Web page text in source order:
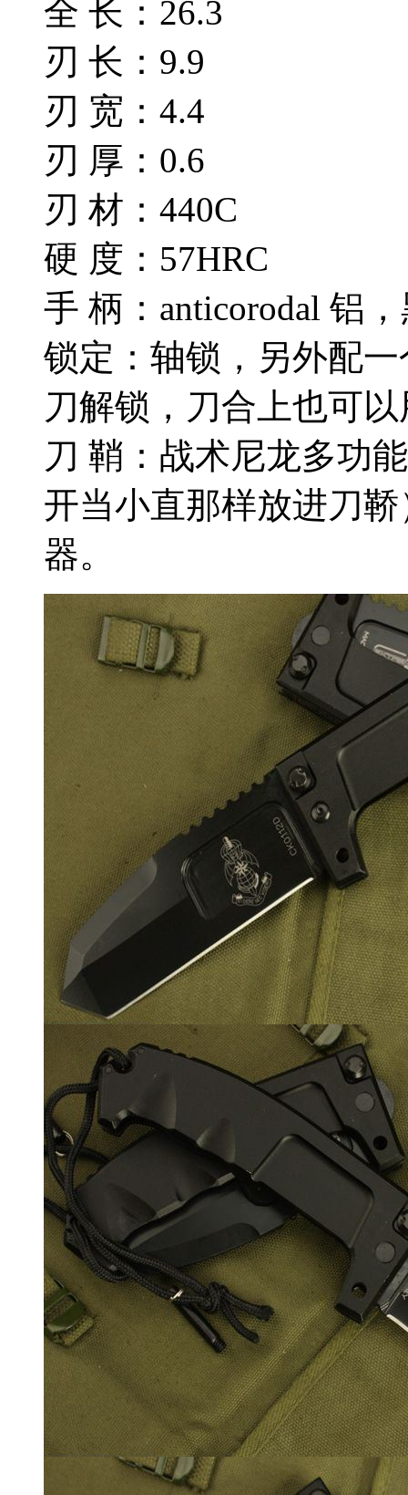
全 长：26.3
刃 长：9.9
刃 宽：4.4
刃 厚：0.6
刃 材：440C
硬 度：57HRC
手 柄：anticorodal 铝
锁定：轴锁，另外配
刀解锁，刀合上也可
刀 鞘：战术尼龙多功
开当小直那样放进刀
器。